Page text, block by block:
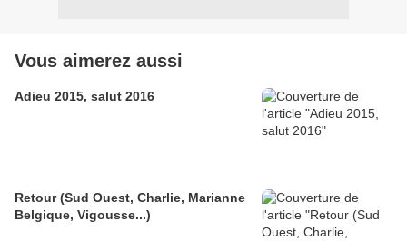
Vous aimerez aussi
Adieu 2015, salut 2016
Retour (Sud Ouest, Charlie, Marianne
Belgique, Vigousse...)